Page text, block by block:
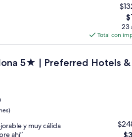
El
es
23
Total con
5★ | Preferred Hotels &
Hotels & Resorts |
y muy cálida
ahí”
El